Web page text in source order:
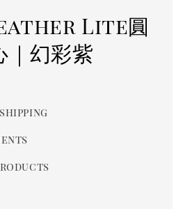
Lite圓
｜幻彩紫